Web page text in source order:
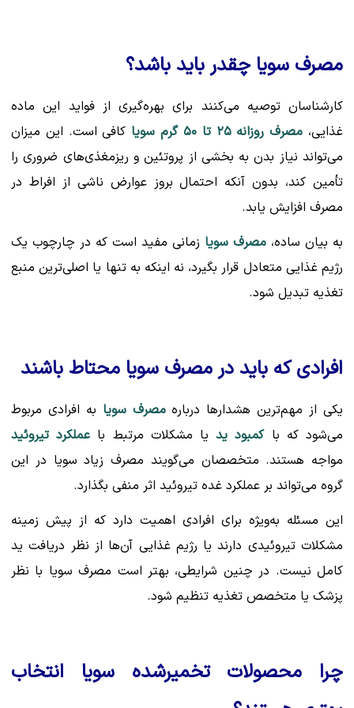
مصرف سویا چقدر باید باشد؟
کارشناسان توصیه می‌کنند برای بهره‌گیری از فواید این ماده
غذایی، مصرف روزانه ۲۵ تا ۵۰ گرم سویا
کافی است. این میزان
می‌تواند نیاز بدن به بخشی از پروتئین و ریزمغذی‌های ضروری را
تأمین کند، بدون آنکه احتمال بروز عوارض ناشی از افراط در
مصرف افزایش یابد.
به بیان ساده، مصرف سویا زمانی مفید است که در چارچوب یک
رژیم غذایی متعادل قرار بگیرد، نه اینکه به تنها یا اصلی‌ترین منبع
تغذیه تبدیل شود.
افرادی که باید در مصرف سویا محتاط باشند
یکی از مهم‌ترین هشدارها دربارهمصرف سویا به افرادی مربوط
می‌شود که باکمبود یدیا مشکلات مرتبط با عملکرد تیروئید
مواجه هستند. متخصصان می‌گویند مصرف زیاد سویا در این
گروه می‌تواند بر عملکرد غده تیروئید اثر منفی بگذارد.
این مسئله به‌ویژه برای افرادی اهمیت دارد که از پیش زمینه
مشکلات تیروئیدی دارند یا رژیم غذایی آن‌ها از نظر دریافت ید
کامل نیست. در چنین شرایطی، بهتر است مصرف سویا با نظر
پزشک یا متخصص تغذیه تنظیم شود.
چرا محصولات تخمیرشده سویا انتخاب